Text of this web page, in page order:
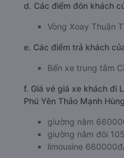
d. Các điểm đón khách
Vòng Xoay Thuận
e. Các điểm trả khách
Bến xe trung tâm
f. Giá vé giá xe khách đi
Phú Yên Thảo Mạnh Hùng
giường nằm
giường nằm đôi
limousine